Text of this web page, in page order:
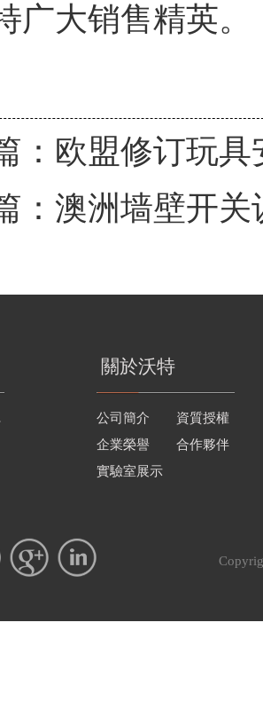
广大销售精英。
： 欧盟修订玩
： 澳洲墙壁开关
關於沃特
公司簡介
資質授權
企業榮譽
合作夥伴
實驗室展示